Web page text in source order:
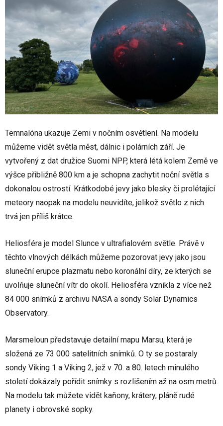
Temnalóna ukazuje Zemi v nočním osvětlení. Na modelu
můžeme vidět světla měst, dálnic i polárních září. Je
vytvořený z dat družice Suomi NPP, která létá kolem Země ve
výšce přibližně 800 km a je schopna zachytit noční světla s
dokonalou ostrostí. Krátkodobé jevy jako blesky či prolétající
meteory naopak na modelu neuvidíte, jelikož světlo z nich
trvá jen příliš krátce.
Heliosféra je model Slunce v ultrafialovém světle. Právě v
těchto vlnových délkách můžeme pozorovat jevy jako jsou
sluneční erupce plazmatu nebo koronální díry, ze kterých se
uvolňuje sluneční vítr do okolí. Heliosféra vznikla z více než
84 000 snímků z archivu NASA a sondy Solar Dynamics
Observatory.
Marsmeloun představuje detailní mapu Marsu, která je
složená ze 73 000 satelitních snímků. O ty se postaraly
sondy Viking 1 a Viking 2, jež v 70. a 80. letech minulého
století dokázaly pořídit snímky s rozlišením až na osm metrů.
Na modelu tak můžete vidět kaňony, krátery, pláně rudé
planety i obrovské sopky.